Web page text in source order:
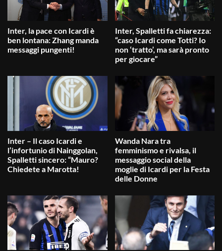
Inter, la pace con Icardi è
ben lontana: Zhang manda
messaggi pungenti!
Inter, Spalletti fa chiarezza:
“caso Icardi come Totti? Io
non ‘tratto’, ma sarà pronto
per giocare”
Inter – Il caso Icardi e
l’infortunio di Nainggolan,
Spalletti sincero: “Mauro?
Chiedete a Marotta!
Wanda Nara tra
femminismo e rivalsa, il
messaggio social della
moglie di Icardi per la Festa
delle Donne